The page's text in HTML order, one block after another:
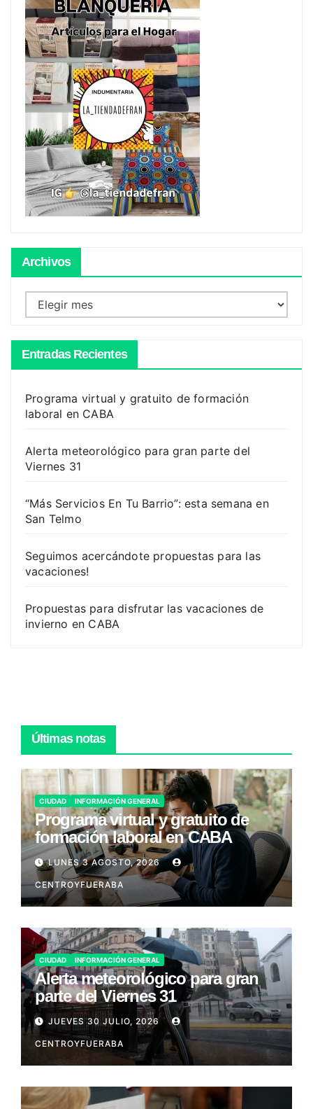
Archivos
Archivos
Entradas Recientes
Programa virtual y gratuito de formación
laboral en CABA
Alerta meteorológico para gran parte del
Viernes 31
“Más Servicios En Tu Barrio”: esta semana en
San Telmo
Seguimos acercándote propuestas para las
vacaciones!
Propuestas para disfrutar las vacaciones de
invierno en CABA
Últimas notas
CIUDAD INFORMACIÓN GENERAL
Programa virtual y gratuito de
formación laboral en CABA
LUNES 3 AGOSTO, 2026
CENTROYFUERABA
CIUDAD INFORMACIÓN GENERAL
Alerta meteorológico para gran
parte del Viernes 31
JUEVES 30 JULIO, 2026
CENTROYFUERABA